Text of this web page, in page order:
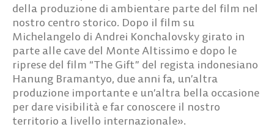
della produzione di ambientare parte del film nel
nostro centro storico. Dopo il film su
Michelangelo di Andrei Konchalovsky girato in
parte alle cave del Monte Altissimo e dopo le
riprese del film “The Gift” del regista indonesiano
Hanung Bramantyo, due anni fa, un’altra
produzione importante e un’altra bella occasione
per dare visibilità e far conoscere il nostro
territorio a livello internazionale».